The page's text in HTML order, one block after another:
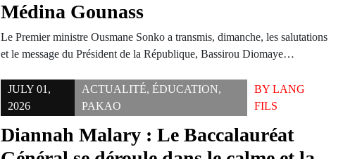
Médina Gounass
Le Premier ministre Ousmane Sonko a transmis, dimanche, les salutations
et le message du Président de la République, Bassirou Diomaye…
JULY 01,
2026
ACTUALITÉ, ÉDUCATION,
PAKAO
BY LANG
FILS
Diannah Malary : Le Baccalauréat